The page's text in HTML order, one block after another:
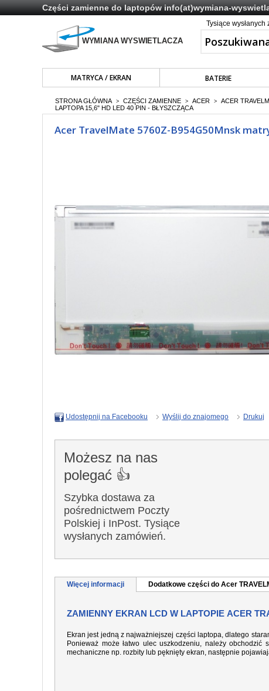
Części zamienne do laptopówinfo(at)wymiana-
Tysiące wysłanych
MATRYCA / EKRAN BATERIE
STRONA GŁÓWNA > CZĘŚCI ZAMIENNE > ACER > ACER
LAPTOPA 15,6" HD LED 40 PIN - BŁYSZCZĄCA
Acer TravelMate 5760Z-B954G50Mnsk
Udostępnij na Facebooku Wyślij do znajomego Drukuj
Możesz na nas
polegać 👍
Szybka dostawa za
pośrednictwem Poczty
Polskiej i InPost. Tysiące
wysłanych zamówień.
Więcej informacji Dodatkowe części do Acer
ZAMIENNY EKRAN LCD W LAPTOPIE ACER
Ekran jest jedną z najważniejszej części laptopa, dlatego
Ponieważ może łatwo ulec uszkodzeniu, należy
mechaniczne np. rozbity lub pęknięty ekran, następnie